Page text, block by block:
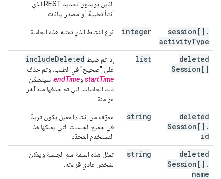
الذين يريدون تحديد REST الذي
أنشأ تطبيقًا أو مصدر بيانات.
session[] .
activityType
integer نوع النشاط الذي تمثله هذه الجلسة.
deleted
Session[]
list إذا تم ضبط includeDeleted
على "صحيح" في الطلب، وتم حذف
startTime وendTime، سيتضمّن
ذلك الجلسات التي تم حذفها منذ آخر
مزامنة.
deleted
Session[] .
id
string
معرّف من إنشاء العميل يكون فريدًا
في جميع الجلسات التي يملكها هذا
المستخدم المحدّد.
deleted
Session[] .
name
string
تمثّل هذه السمة اسم الجلسة ويمكن
لشخص عادي قراءته.